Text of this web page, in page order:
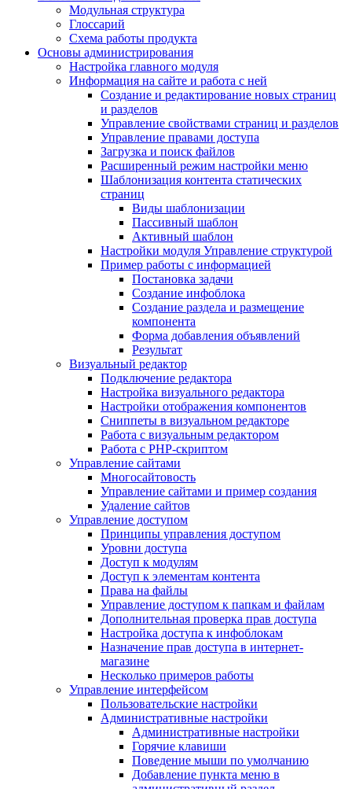
Модульная структура
Глоссарий
Схема работы продукта
Основы администрирования
Настройка главного модуля
Информация на сайте и работа с ней
Создание и редактирование новых страниц
и разделов
Управление свойствами страниц и разделов
Управление правами доступа
Загрузка и поиск файлов
Расширенный режим настройки меню
Шаблонизация контента статических
страниц
Виды шаблонизации
Пассивный шаблон
Активный шаблон
Настройки модуля Управление структурой
Пример работы с информацией
Постановка задачи
Создание инфоблока
Создание раздела и размещение
компонента
Форма добавления объявлений
Результат
Визуальный редактор
Подключение редактора
Настройка визуального редактора
Настройки отображения компонентов
Сниппеты в визуальном редакторе
Работа с визуальным редактором
Работа с PHP-скриптом
Управление сайтами
Многосайтовость
Управление сайтами и пример создания
Удаление сайтов
Управление доступом
Принципы управления доступом
Уровни доступа
Доступ к модулям
Доступ к элементам контента
Права на файлы
Управление доступом к папкам и файлам
Дополнительная проверка прав доступа
Настройка доступа к инфоблокам
Назначение прав доступа в интернет-
магазине
Несколько примеров работы
Управление интерфейсом
Пользовательские настройки
Административные настройки
Административные настройки
Горячие клавиши
Поведение мыши по умолчанию
Добавление пункта меню в